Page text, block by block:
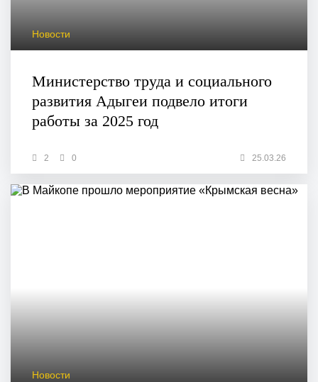
Новости
Министерство труда и социального
развития Адыгеи подвело итоги
работы за 2025 год
2 0 25.03.26
Новости